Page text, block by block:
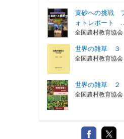
黄砂への挑戦
ォトレポート
全国農村教育協会
世界の雑草 ３
全国農村教育協会
世界の雑草 ２
全国農村教育協会